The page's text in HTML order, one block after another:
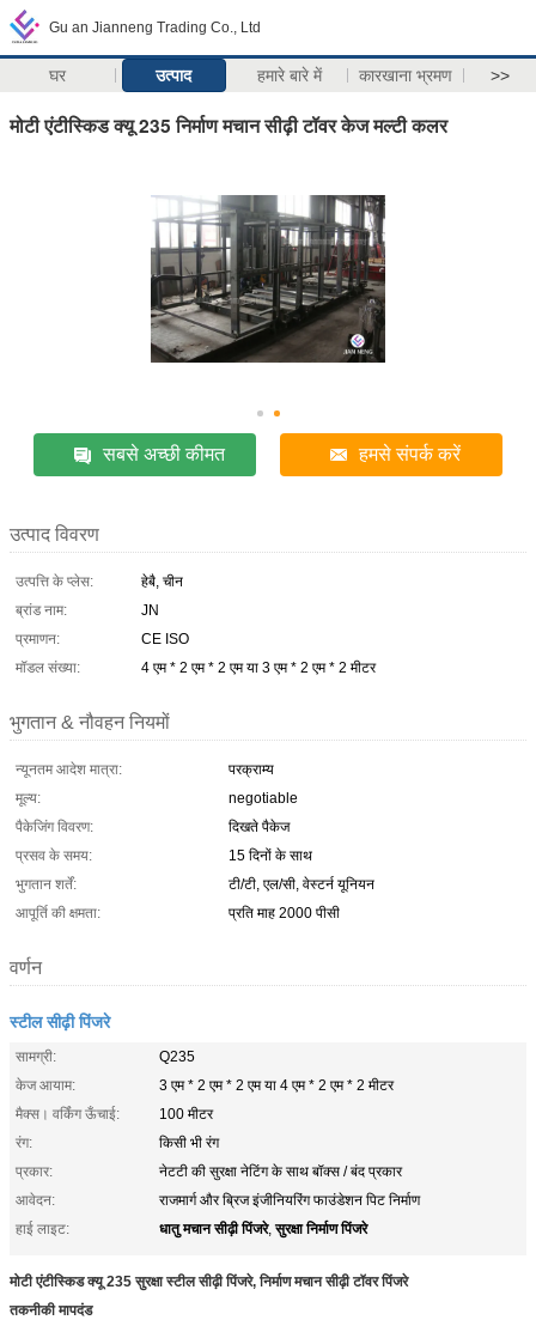
Gu an Jianneng Trading Co., Ltd
घर उत्पाद हमारे बारे में कारखाना भ्रमण >>
मोटी एंटीस्किड क्यू 235 निर्माण मचान सीढ़ी टॉवर केज मल्टी कलर
सबसे अच्छी कीमत हमसे संपर्क करें
उत्पाद विवरण
उत्पत्ति के प्लेस:
हेबै, चीन
ब्रांड नाम:
JN
प्रमाणन:
CE ISO
मॉडल संख्या:
4 एम * 2 एम * 2 एम या 3 एम * 2 एम * 2 मीटर
भुगतान & नौवहन नियमों
न्यूनतम आदेश मात्रा:
परक्राम्य
मूल्य:
negotiable
पैकेजिंग विवरण:
दिखते पैकेज
प्रसव के समय:
15 दिनों के साथ
भुगतान शर्तें:
टी/टी, एल/सी, वेस्टर्न यूनियन
आपूर्ति की क्षमता:
प्रति माह 2000 पीसी
वर्णन
स्टील सीढ़ी पिंजरे
सामग्री:
Q235
केज आयाम:
3 एम * 2 एम * 2 एम या 4 एम * 2 एम * 2 मीटर
मैक्स। वर्किंग ऊँचाई:
100 मीटर
रंग:
किसी भी रंग
प्रकार:
नेटटी की सुरक्षा नेटिंग के साथ बॉक्स / बंद प्रकार
आवेदन:
राजमार्ग और ब्रिज इंजीनियरिंग फाउंडेशन पिट निर्माण
हाई लाइट:
धातु मचान सीढ़ी पिंजरे,सुरक्षा निर्माण पिंजरे
मोटी एंटीस्किड क्यू 235 सुरक्षा स्टील सीढ़ी पिंजरे, निर्माण मचान सीढ़ी टॉवर पिंजरे
तकनीकी मापदंड